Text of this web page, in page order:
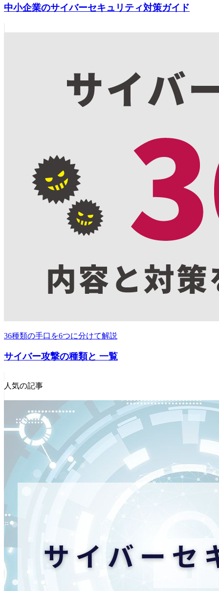
中小企業のサイバーセキュリティ対策ガイド
36種類の手口を6つに分けて解説
サイバー攻撃の種類と 一覧
人気の記事